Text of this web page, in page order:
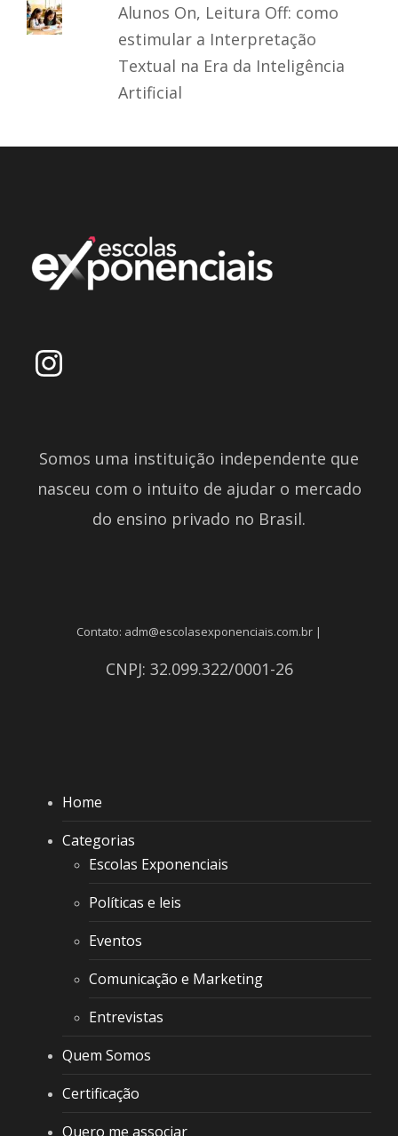
Alunos On, Leitura Off: como
estimular a Interpretação
Textual na Era da Inteligência
Artificial
Somos uma instituição independente que
nasceu com o intuito de ajudar o mercado
do ensino privado no Brasil.
Contato: adm@escolasexponenciais.com.br |
CNPJ: 32.099.322/0001-26
Home
Categorias
Escolas Exponenciais
Políticas e leis
Eventos
Comunicação e Marketing
Entrevistas
Quem Somos
Certificação
Quero me associar